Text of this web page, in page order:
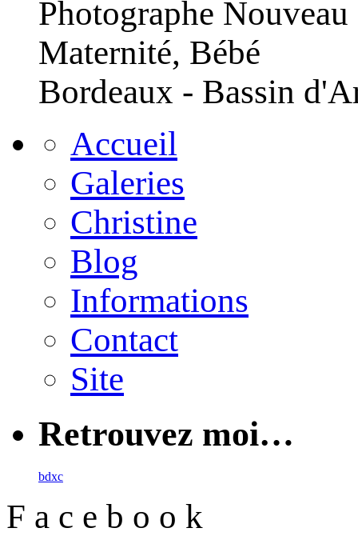
Photographe Nouveau
Maternité, Bébé
Bordeaux - Bassin
Accueil
Galeries
Christine
Blog
Informations
Contact
Site
Retrouvez moi…
bdxc
F a c e b o o k